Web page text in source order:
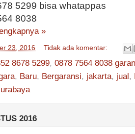
5299 bisa whatappas
8038
»
23, 2016 Tidak ada komentar:
8678 5299, 0878 7564 8038
, Baru, Bergaransi, jakarta, jual,
2016